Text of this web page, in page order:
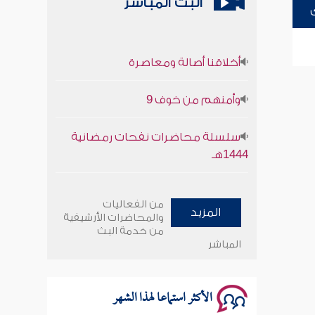
1444هـ
وأمنهم من خوف 9
المزيد
من الفعاليات
والمحاضرات الأرشيفية
من خدمة البث
المباشر
الأكثر استماعا لهذا الشهر